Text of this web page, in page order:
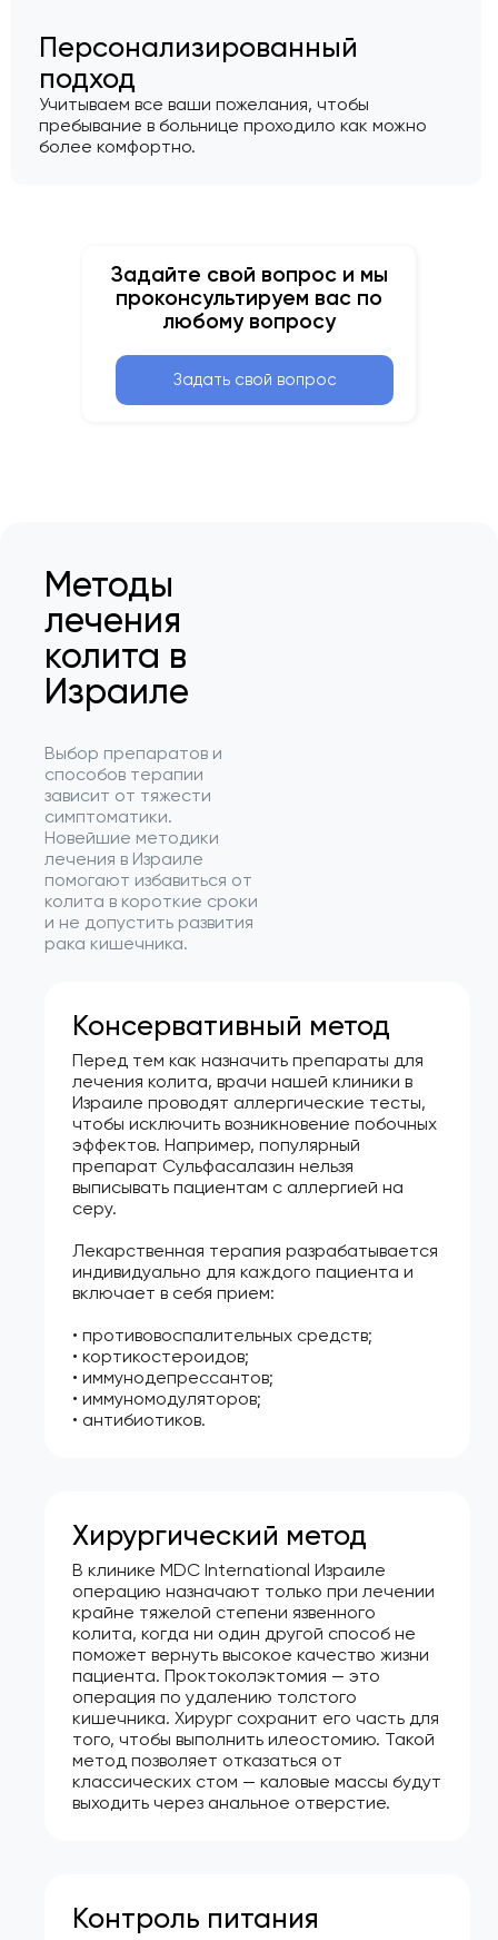
Персонализированный
подход
Учитываем все ваши пожелания, чтобы
пребывание в больнице проходило как можно
более комфортно.
Задайте свой вопрос и мы
проконсультируем вас по
любому вопросу
Задать свой вопрос
Методы
лечения
колита в
Израиле
Выбор препаратов и
способов терапии
зависит от тяжести
симптоматики.
Новейшие методики
лечения в Израиле
помогают избавиться от
колита в короткие сроки
и не допустить развития
рака кишечника.
Консервативный метод
Перед тем как назначить препараты для
лечения колита, врачи нашей клиники в
Израиле проводят аллергические тесты,
чтобы исключить возникновение побочных
эффектов. Например, популярный
препарат Сульфасалазин нельзя
выписывать пациентам с аллергией на
серу.
Лекарственная терапия разрабатывается
индивидуально для каждого пациента и
включает в себя прием:
• противовоспалительных средств;
• кортикостероидов;
• иммунодепрессантов;
• иммуномодуляторов;
• антибиотиков.
Хирургический метод
В клинике MDC International Израиле
операцию назначают только при лечении
крайне тяжелой степени язвенного
колита, когда ни один другой способ не
поможет вернуть высокое качество жизни
пациента. Проктоколэктомия — это
операция по удалению толстого
кишечника. Хирург сохранит его часть для
того, чтобы выполнить илеостомию. Такой
метод позволяет отказаться от
классических стом — каловые массы будут
выходить через анальное отверстие.
Контроль питания